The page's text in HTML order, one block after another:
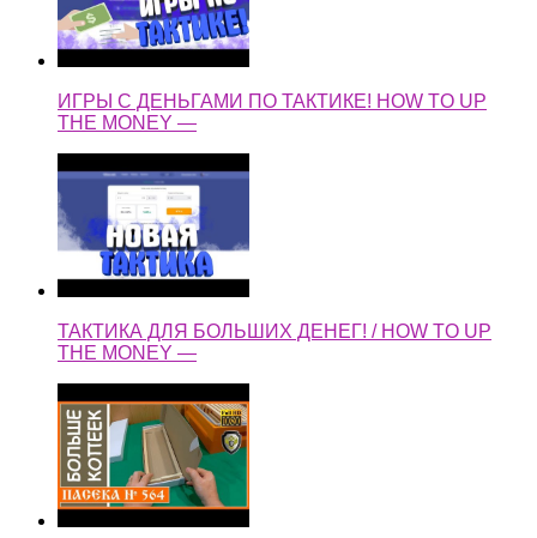
ИГРЫ С ДЕНЬГАМИ ПО ТАКТИКЕ! HOW TO UP
THE MONEY —
ТАКТИКА ДЛЯ БОЛЬШИХ ДЕНЕГ! / HOW TO UP
THE MONEY —